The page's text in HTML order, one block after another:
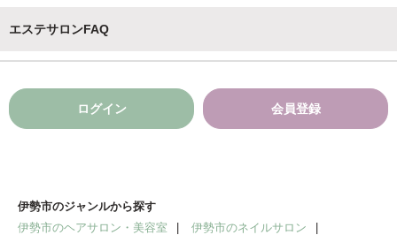
エステサロンFAQ
ログイン 会員登録
伊勢市のジャンルから探す
伊勢市のヘアサロン・美容室
伊勢市のネイルサロン